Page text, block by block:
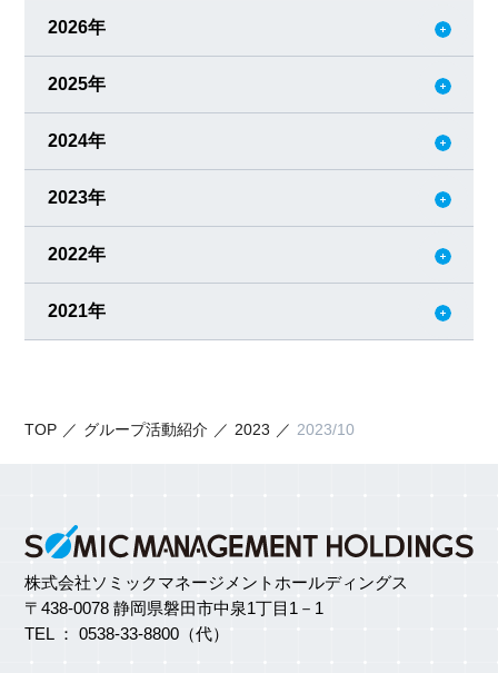
2026年
2025年
2024年
2023年
2022年
2021年
TOP グループ活動紹介 2023 2023/10
株式会社ソミックマネージメントホールディングス
〒438-0078 静岡県磐田市中泉1丁目1－1
TEL ： 0538-33-8800（代）